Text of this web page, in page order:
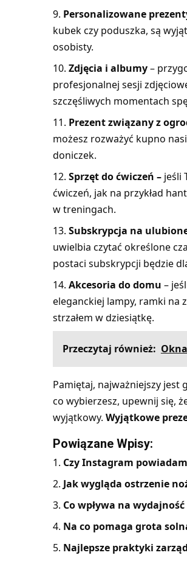
Personalizowane
kubek czy poduszka, są
osobisty.
Zdjęcia i albumy–
profesjonalnej sesji
szczęśliwych momentach
Prezent związany z
możesz rozważyć kupno
doniczek.
Sprzęt do ćwiczeń – jeśli
ćwiczeń, jak na przykład
w treningach.
Subskrypcja na
uwielbia czytać określone
postaci subskrypcji będzie
Akcesoria do domu –
eleganckiej lampy, ramki na
strzałem w dziesiątkę.
Przeczytaj również:
Pamiętaj, najważniejszy jest
co wybierzesz, upewnij się,
wyjątkowy. Wyjątkowe
Powiązane Wpisy:
Czy Instagram
Jak wygląda ostrzenie
Co wpływa na
Na co pomaga grota
Najlepsze praktyki